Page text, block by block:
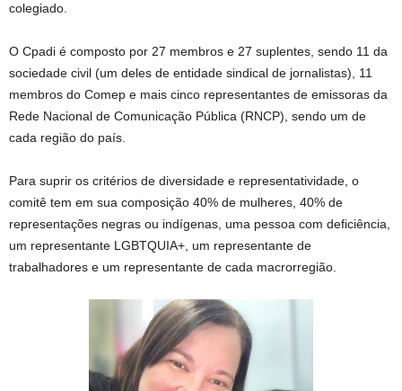
colegiado.
O Cpadi é composto por 27 membros e 27 suplentes, sendo 11 da
sociedade civil (um deles de entidade sindical de jornalistas), 11
membros do Comep e mais cinco representantes de emissoras da
Rede Nacional de Comunicação Pública (RNCP), sendo um de
cada região do país.
Para suprir os critérios de diversidade e representatividade, o
comitê tem em sua composição 40% de mulheres, 40% de
representações negras ou indígenas, uma pessoa com deficiência,
um representante LGBTQUIA+, um representante de
trabalhadores e um representante de cada macrorregião.